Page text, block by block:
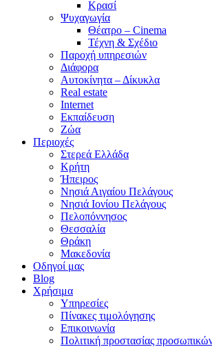
Κρασί
Ψυχαγωγία
Θέατρο – Cinema
Τέχνη & Σχέδιο
Παροχή υπηρεσιών
Διάφορα
Αυτοκίνητα – Δίκυκλα
Real estate
Internet
Εκπαίδευση
Ζώα
Περιοχές
Στερεά Ελλάδα
Κρήτη
Ήπειρος
Νησιά Αιγαίου Πελάγους
Νησιά Ιονίου Πελάγους
Πελοπόννησος
Θεσσαλία
Θράκη
Μακεδονία
Οδηγοί μας
Blog
Χρήσιμα
Υπηρεσίες
Πίνακες τιμολόγησης
Επικοινωνία
Πολιτική προστασίας